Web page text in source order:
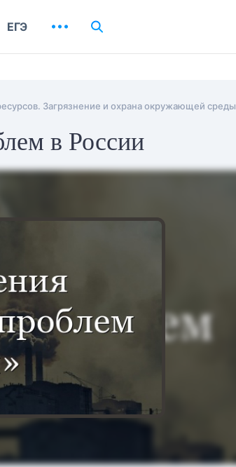
Загрязнение и охрана окружающей среды
в России
ЕГЭ